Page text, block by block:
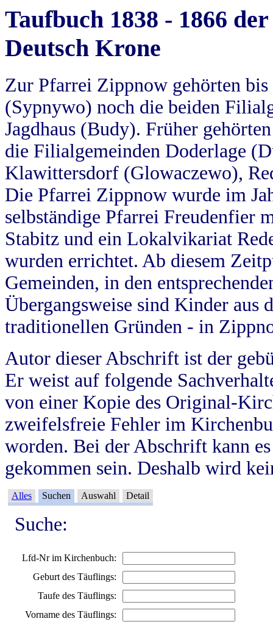
Taufbuch 1838 - 1866
Deutsch Krone
Zur Pfarrei Zippnow gehörten
(Sypnywo) noch die beiden
Jagdhaus (Budy). Früher
die Filialgemeinden Doderlage
Klawittersdorf (Glowaczewo),
Die Pfarrei Zippnow wurde im
selbständige Pfarrei Freudenfier
Stabitz und ein Lokalvikariat
wurden errichtet. Ab diesem
Gemeinden, in den
Übergangsweise sind Kinder aus
traditionellen Gründen - in
Autor dieser Abschrift ist der
Er weist auf folgende
von einer Kopie des Original-
zweifelsfreie Fehler im
worden. Bei der Abschrift kann
gekommen sein. Deshalb wird
Alles Suchen Auswahl Detail
Suche:
Lfd-Nr im Kirchenbuch:
Geburt des Täuflings:
Taufe des Täuflings:
Vorname des Täuflings: